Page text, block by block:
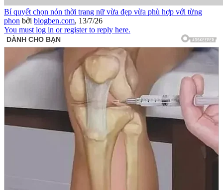
Bí quyết chọn nón thời trang nữ vừa đẹp vừa phù hợp với từng
phon bởi blogben.com, 13/7/26
You must log in or register to reply here.